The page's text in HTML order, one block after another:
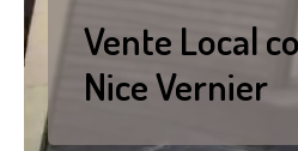
Vente Local
Nice Vernier